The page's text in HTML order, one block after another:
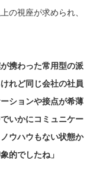
の視座が求められ、
携わった常用型の派
れど同じ会社の社員
ションや接点が希薄
いかにコミュニケー
ウハウもない状態か
的でしたね」